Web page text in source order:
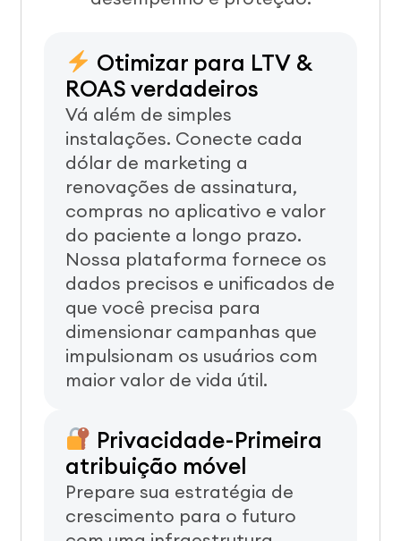
Otimizar para LTV &
ROAS verdadeiros
Vá além de simples
instalações. Conecte cada
dólar de marketing a
renovações de assinatura,
compras no aplicativo e valor
do paciente a longo prazo.
Nossa plataforma fornece os
dados precisos e unificados de
que você precisa para
dimensionar campanhas que
impulsionam os usuários com
maior valor de vida útil.
Privacidade-Primeira
atribuição móvel
Prepare sua estratégia de
crescimento para o futuro